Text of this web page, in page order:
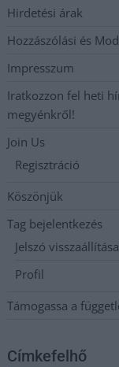
Hirdetési árak
Hozzászólási és
Impresszum
Iratkozzon fel heti
megyénkről!
Join Us
Regisztráció
Köszönjük
Tag bejelentkezés
Jelszó visszaállítása
Profil
Támogassa a
Címkefelhő